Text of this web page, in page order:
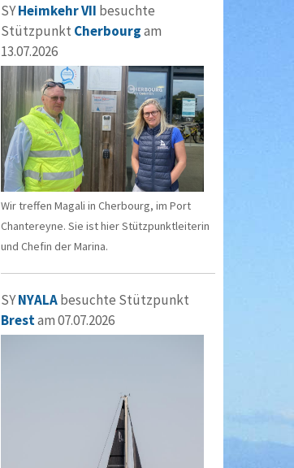
SYHeimkehr VII besuchte
Stützpunkt Cherbourgam
13.07.2026
Wir treffen Magali in Cherbourg, im Port
Chantereyne. Sie ist hier Stützpunktleiterin
und Chefin der Marina.
SYNYALAbesuchte Stützpunkt
Brestam 07.07.2026